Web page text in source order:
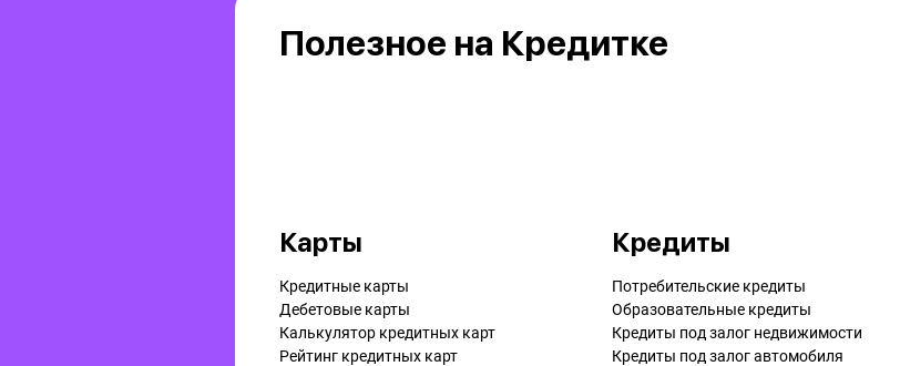
Полезное на Кредитке
Карты
Кредитные карты
Дебетовые карты
Калькулятор кредитных карт
Рейтинг кредитных карт
Кредиты
Потребительские кредиты
Образовательные кредиты
Кредиты под залог недвижимости
Кредиты под залог автомобиля